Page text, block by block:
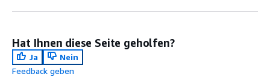
Hat Ihnen diese Seite geholfen?
Ja
Nein
Feedback geben